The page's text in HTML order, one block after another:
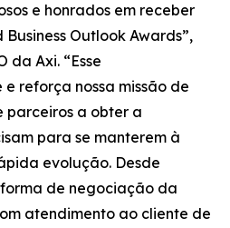
e honrados em receber
Outlook Awards”,
da Axi. “Esse
reforça nossa missão de
parceiros a obter a
para se manterem à
evolução. Desde
de negociação da
atendimento ao cliente de